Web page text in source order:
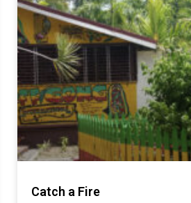
Catch a Fire